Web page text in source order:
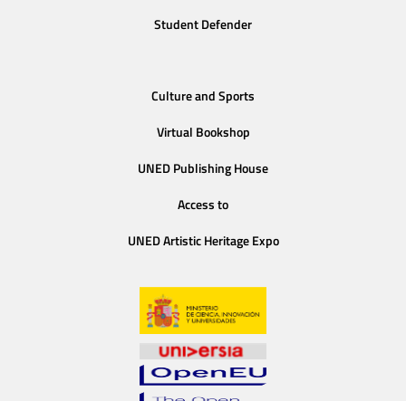
Student Defender
Culture and Sports
Virtual Bookshop
UNED Publishing House
Access to
UNED Artistic Heritage Expo